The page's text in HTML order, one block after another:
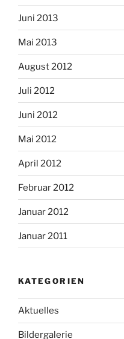
Juni 2013
Mai 2013
August 2012
Juli 2012
Juni 2012
Mai 2012
April 2012
Februar 2012
Januar 2012
Januar 2011
KATEGORIEN
Aktuelles
Bildergalerie